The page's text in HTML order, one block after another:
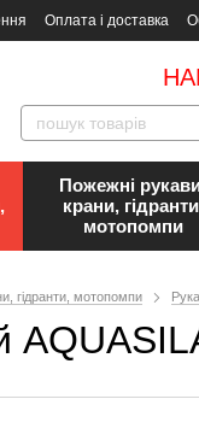
Оплата і доставка
безпеки
Пожежні
крани,
мотопомпи
гідранти, мотопомпи